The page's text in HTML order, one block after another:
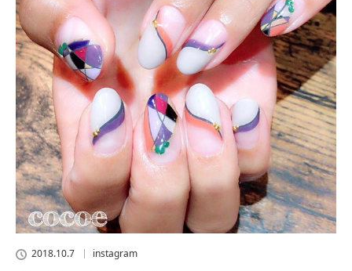
2018.10.7 instagram